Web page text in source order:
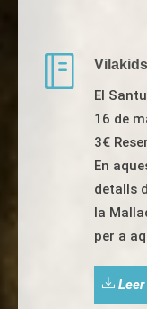
El
16 de
3€
En
detalls
la
per a